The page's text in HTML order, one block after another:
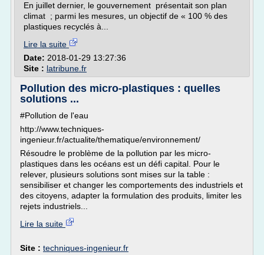
En juillet dernier, le gouvernement présentait son plan
climat ; parmi les mesures, un objectif de « 100 % des
plastiques recyclés à...
Lire la suite
Date: 2018-01-29 13:27:36
Site : latribune.fr
Pollution des micro-plastiques : quelles
solutions ...
#Pollution de l'eau
http://www.techniques-
ingenieur.fr/actualite/thematique/environnement/
Résoudre le problème de la pollution par les micro-
plastiques dans les océans est un défi capital. Pour le
relever, plusieurs solutions sont mises sur la table :
sensibiliser et changer les comportements des industriels et
des citoyens, adapter la formulation des produits, limiter les
rejets industriels...
Lire la suite
Site : techniques-ingenieur.fr